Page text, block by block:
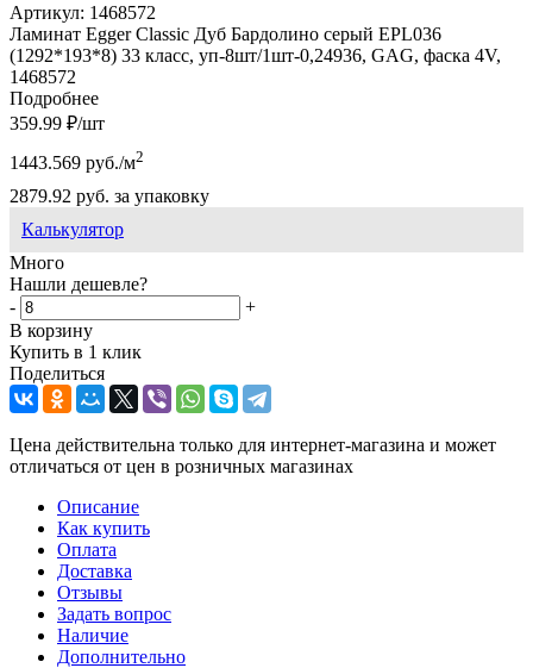
Артикул: 1468572
Ламинат Egger Classic Дуб Бардолино серый EPL036
(1292*193*8) 33 класс, уп-8шт/1шт-0,24936, GAG, фаска 4V,
1468572
Подробнее
359.99 ₽/шт
1443.569 руб./м2
2879.92 руб. за упаковку
Калькулятор
Много
Нашли дешевле?
-
+
В корзину
Купить в 1 клик
Поделиться
Цена действительна только для интернет-магазина и может
отличаться от цен в розничных магазинах
Описание
Как купить
Оплата
Доставка
Отзывы
Задать вопрос
Наличие
Дополнительно